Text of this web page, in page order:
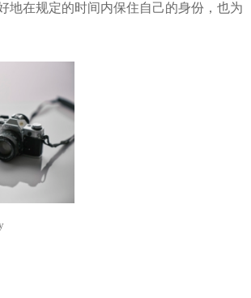
地在规定的时间内保住自己的身份，也为